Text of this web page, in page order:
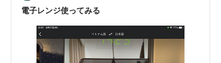
のサイ…
電子レンジ使ってみる